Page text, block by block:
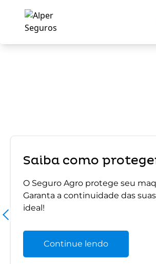
Saiba como
O Seguro Agro protege seu
Garanta a continuidade das
ideal!
Continue lendo